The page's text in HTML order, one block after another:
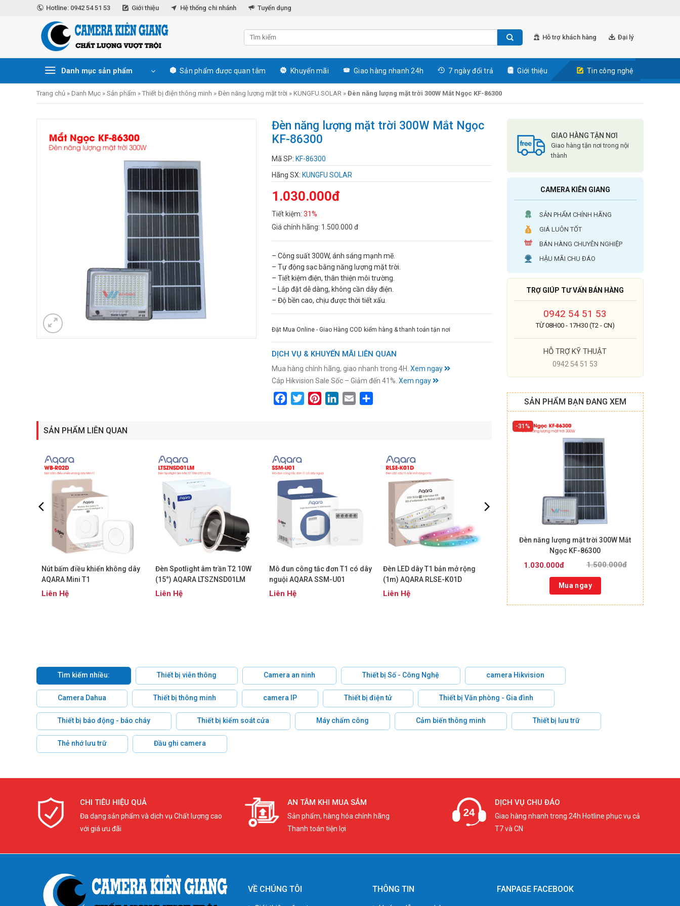
Hotline: 0942 54 51 53 Giới thiệu Hệ thống chi nhánh Tuyển dụng
Hỗ trợ khách hàng Đại lý
Danh mục sản phẩm Sản phẩm được quan tâm Khuyến mãi Giao hàng nhanh 24h 7 ngày đổi trả Giới thiệu Tin công nghệ
Trang chủ » Danh Mục » Sản phẩm » Thiết bị điện thông minh » Đèn năng lượng mặt trời » KUNGFU SOLAR » Đèn năng lượng mặt trời 300W Mắt Ngọc KF-86300
GIAO HÀNG TẬN NƠI
Giao hàng tận nơi trong nội
thành
CAMERA KIÊN GIANG
SẢN PHẨM CHÍNH HÃNG
GIÁ LUÔN TỐT
BÁN HÀNG CHUYÊN NGHIỆP
HẬU MÃI CHU ĐÁO
TRỢ GIÚP TƯ VẤN BÁN HÀNG
0942 54 51 53
TỪ 08H00 - 17H30 (T2 - CN)
HỖ TRỢ KỸ THUẬT
0942 54 51 53
SẢN PHẨM BẠN ĐANG XEM
31%
Đèn năng lượng mặt trời 300W Mắt
Ngọc KF-86300
1.500.000đ
1.030.000đ
Mua ngay
Đèn năng lượng mặt trời 300W Mắt Ngọc
KF-86300
Mã SP: KF-86300
Hãng SX: KUNGFU SOLAR
1.030.000đ
Tiết kiệm: 31%
Giá chính hãng: 1.500.000 đ
– Công suất 300W, ánh sáng mạnh mẽ.
– Tự động sạc bằng năng lượng mặt trời.
– Tiết kiệm điện, thân thiện môi trường.
– Lắp đặt dễ dàng, không cần dây điện.
– Độ bền cao, chịu được thời tiết xấu.
Đặt Mua Online - Giao Hàng COD kiểm hàng & thanh toán tận nơi
DỊCH VỤ & KHUYẾN MÃI LIÊN QUAN
Mua hàng chính hãng, giao nhanh trong 4H. Xem ngay
Cáp Hikvision Sale Sốc – Giảm đến 41%. Xem ngay
FacebookTwitterPinterestLinkedIn
Email
SẢN PHẨM LIÊN QUAN
Nút bấm điều khiển không dây
AQARA Mini T1
Liên Hệ
Đèn Spotlight âm trần T2 10W
(15°) AQARA LTSZNSD01LM
Liên Hệ
Mô đun công tắc đơn T1 có dây
nguội AQARA SSM-U01
Liên Hệ
Đèn LED dây T1 bản mở rộng
(1m) AQARA RLSE-K01D
Liên Hệ
Tìm kiếm nhiều: Thiết bị viễn thông Camera an ninh Thiết bị Số - Công Nghệ camera Hikvision
Camera Dahua Thiết bị thông minh camera IP Thiết bị điện tử Thiết bị Văn phòng - Gia đình
Thiết bị báo động - báo cháy Thiết bị kiểm soát cửa Máy chấm công Cảm biến thông minh Thiết bị lưu trữ
Thẻ nhớ lưu trữ Đầu ghi camera
CHI TIÊU HIỆU QUẢ
Đa dạng sản phẩm và dịch vụ Chất lượng cao
với giá ưu đãi
AN TÂM KHI MUA SẮM
Sản phẩm, hàng hóa chính hãng
Thanh toán tiện lợi
DỊCH VỤ CHU ĐÁO
Giao hàng nhanh trong 24h Hotline phục vụ cả
T7 và CN
VỀ CHÚNG TÔI THÔNG TIN FANPAGE FACEBOOK